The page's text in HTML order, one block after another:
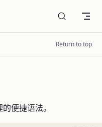
Return to top
便捷语法。